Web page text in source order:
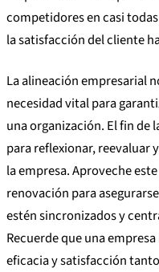
competidores en casi
la satisfacción del cliente
La alineación empresarial
necesidad vital para
una organización. El fin de
para reflexionar, reevaluar
la empresa. Aproveche
renovación para
estén sincronizados y
Recuerde que una
eficacia y satisfacción